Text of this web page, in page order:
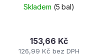
Skladem (5 bal)
126,99 Kč bez DPH
153,66 Kč